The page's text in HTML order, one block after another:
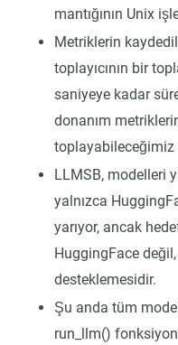
mantığının Unix
Metriklerin
toplayıcının bir
saniyeye kadar
donanım
toplayabileceğimiz
LLMSB, modelleri
yalnızca
yarıyor, ancak
HuggingFace
desteklemesidir.
Şu anda tüm
run_llm()